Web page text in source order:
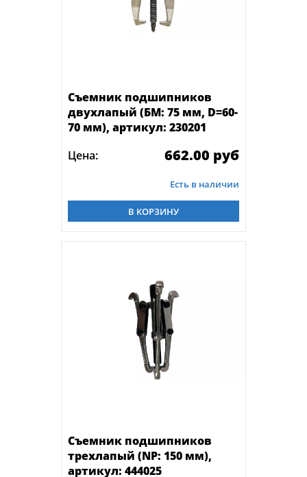
Съемник подшипников
двухлапый (БМ: 75 мм, D=60-
70 мм), артикул: 230201
Цена:
662.00 руб
Есть в наличии
В КОРЗИНУ
Съемник подшипников
трехлапый (NP: 150 мм),
артикул: 444025